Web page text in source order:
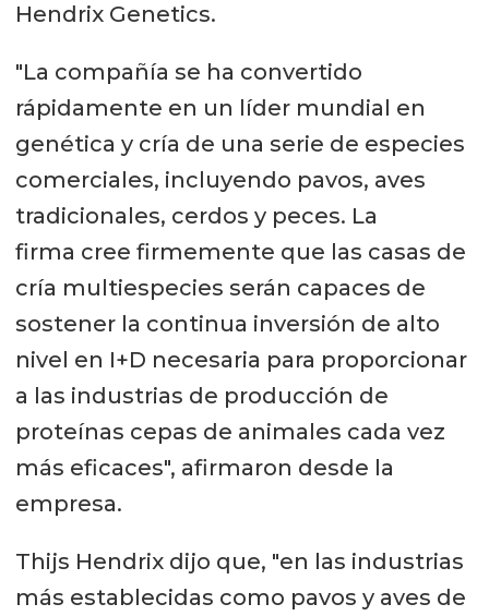
Hendrix Genetics.
"La compañía se ha convertido
rápidamente en un líder mundial en
genética y cría de una serie de especies
comerciales, incluyendo pavos, aves
tradicionales, cerdos y peces. La
firma cree firmemente que las casas de
cría multiespecies serán capaces de
sostener la continua inversión de alto
nivel en I+D necesaria para proporcionar
a las industrias de producción de
proteínas cepas de animales cada vez
más eficaces", afirmaron desde la
empresa.
Thijs Hendrix dijo que, "en las industrias
más establecidas como pavos y aves de